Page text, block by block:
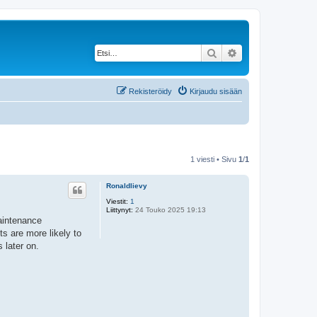
Etsi
Kirjaudu sisään
Rekisteröidy
1 viesti • Sivu 1/1
Ronaldlievy
Viestit: 1
Liittynyt: 24 Touko 2025 19:13
are more likely to
later on.